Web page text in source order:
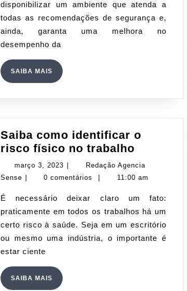
funcionário
em
situações
disponibilizar um ambiente que atenda a
todas as recomendações de segurança e,
ainda, garanta uma melhora no
desempenho da
SAIBA MAIS SAIBA
MAIS
Saiba como identificar o
risco físico no trabalho
como
identificar
risco
físico
no
trabalho
março 3, 2023 março
3,
Redação Agencia
Sense Redação
Sense
0 comentários 11:00 am
É necessário deixar claro um fato:
praticamente em todos os trabalhos há um
certo risco à saúde. Seja em um escritório
ou mesmo uma indústria, o importante é
estar ciente
SAIBA MAIS SAIBA
MAIS